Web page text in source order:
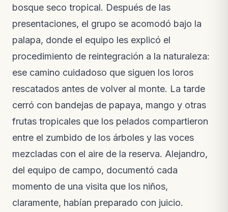
bosque seco tropical. Después de las
presentaciones, el grupo se acomodó bajo la
palapa, donde el equipo les explicó el
procedimiento de reintegración a la naturaleza:
ese camino cuidadoso que siguen los loros
rescatados antes de volver al monte. La tarde
cerró con bandejas de papaya, mango y otras
frutas tropicales que los pelados compartieron
entre el zumbido de los árboles y las voces
mezcladas con el aire de la reserva. Alejandro,
del equipo de campo, documentó cada
momento de una visita que los niños,
claramente, habían preparado con juicio.